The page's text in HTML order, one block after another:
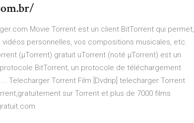
Movie Torrent est un client BitTorrent qui permet,
personnelles, vos compositions musicales, etc.
(µTorrent) gratuit uTorrent (noté µTorrent) est un
BitTorrent, un protocole de téléchargement
Telecharger Torrent Film [Dvdrip] telecharger Torrent
sur Torrent et plus de 7000 films